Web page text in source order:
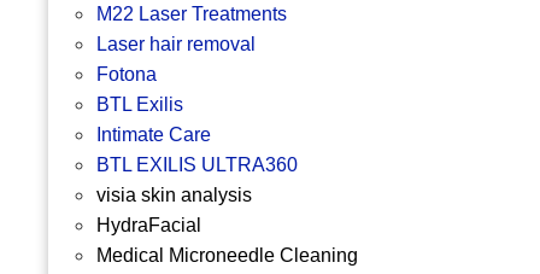
M22 Laser Treatments
Laser hair removal
Fotona
BTL Exilis
Intimate Care
BTL EXILIS ULTRA360
visia skin analysis
HydraFacial
Medical Microneedle Cleaning